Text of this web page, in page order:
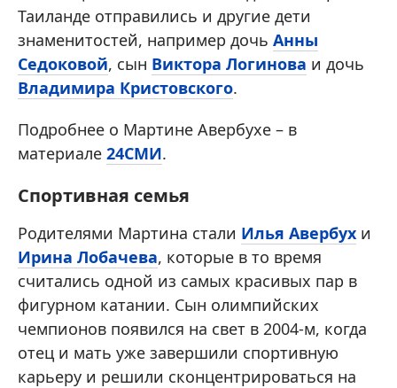
Таиланде отправились и другие дети
знаменитостей, например дочь Анны
Седоковой, сын Виктора Логинова и дочь
Владимира Кристовского.
Подробнее о Мартине Авербухе – в
материале 24СМИ.
Спортивная семья
Родителями Мартина стали Илья Авербух и
Ирина Лобачева, которые в то время
считались одной из самых красивых пар в
фигурном катании. Сын олимпийских
чемпионов появился на свет в 2004-м, когда
отец и мать уже завершили спортивную
карьеру и решили сконцентрироваться на